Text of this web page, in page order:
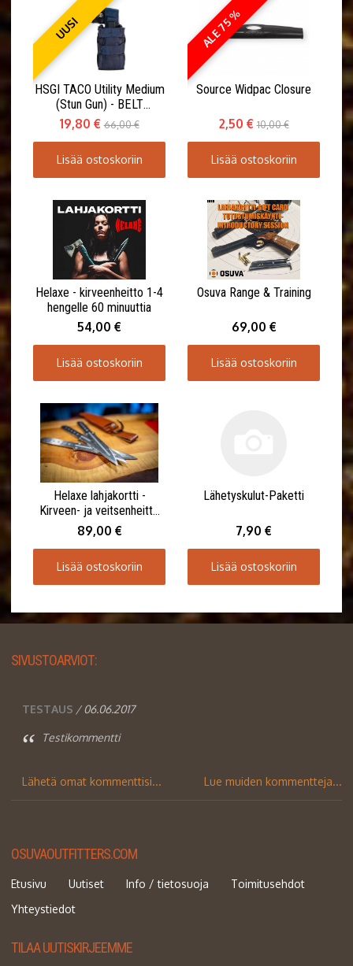
UUSI
HSGI TACO Utility Medium
(Stun Gun) - BELT
MOUNT(ABM)
19,80 € 66,00 €
Lisää ostoskoriin
ALE 75 %
Source Widpac Closure
2,50 € 10,00 €
Lisää ostoskoriin
Helaxe - kirveenheitto 1-4
hengelle 60 minuuttia
54,00 €
Lisää ostoskoriin
Osuva Range & Training
69,00 €
Lisää ostoskoriin
Helaxe lahjakortti -
Kirveen- ja veitsenheitto
1-4:lle henkilölle 90
minuuttia
89,00 €
Lisää ostoskoriin
Lähetyskulut-Paketti
7,90 €
Lisää ostoskoriin
SIVUSTOARVIOT:
TESTAUS / 06.06.2017
Testikommentti
Lähetä omat kommenttisi... Lue muiden kommentteja...
OSUVAOUTFITTERS.COM
Etusivu Uutiset Info / tietosuoja
Toimitusehdot
Yhteystiedot
TILAA UUTISKIRJEEMME